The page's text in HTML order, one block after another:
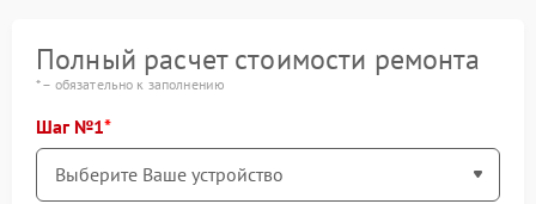
Полный расчет стоимости ремонта
* – обязательно к заполнению
Шаг №1